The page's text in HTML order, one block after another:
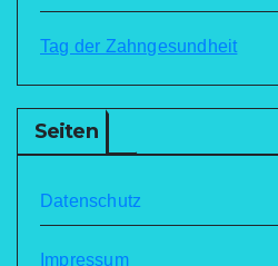
Tag der Zahngesundheit
Seiten
Datenschutz
Impressum